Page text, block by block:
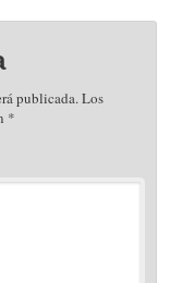
publicada.Los
*